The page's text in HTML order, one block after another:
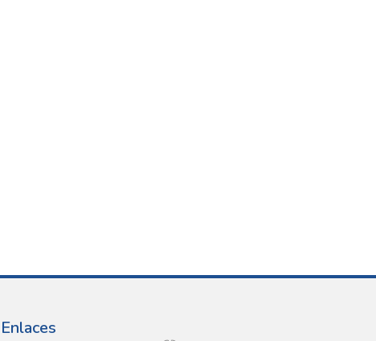
Enlaces